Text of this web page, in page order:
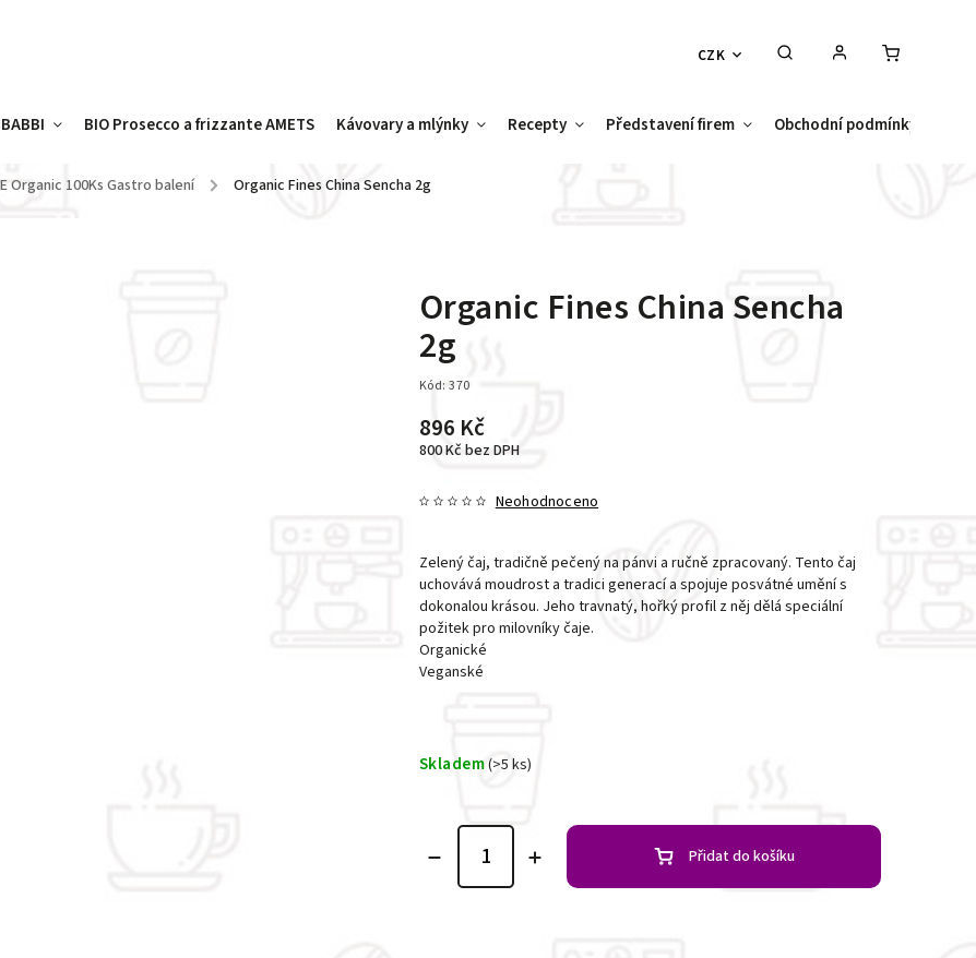
CZK
BIO Prosecco a frizzante AMETS Kávovary a mlýnky Recepty Představení firem Obchodní podmínky
Organic 100Ks Gastro balení / Organic Fines China Sencha 2g
Organic Fines China Sencha
2g
Kód: 370
896 Kč
800 Kč bez DPH
Neohodnoceno
Zelený čaj, tradičně pečený na pánvi a ručně zpracovaný. Tento čaj
uchovává moudrost a tradici generací a spojuje posvátné umění s
dokonalou krásou. Jeho travnatý, hořký profil z něj dělá speciální
požitek pro milovníky čaje.
Organické
Veganské
Skladem(>5 ks)
Přidat do košíku